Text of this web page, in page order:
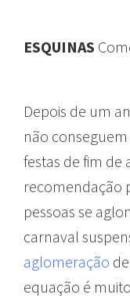
ESQUINAS
Depois de um
não
festas de fim de
recomendação
pessoas se
carnaval
aglomeração
equação é